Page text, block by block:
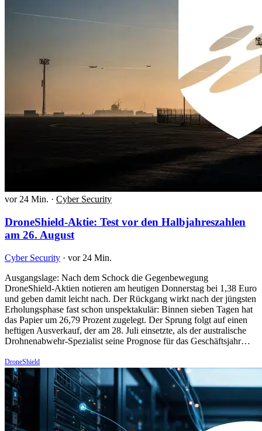
vor 24 Min. · Cyber Security
DroneShield-Aktie: Test vor den Halbjahreszahlen
am 26. August
Cyber Security · vor 24 Min.
Ausgangslage: Nach dem Schock die Gegenbewegung
DroneShield-Aktien notieren am heutigen Donnerstag bei 1,38 Euro
und geben damit leicht nach. Der Rückgang wirkt nach der jüngsten
Erholungsphase fast schon unspektakulär: Binnen sieben Tagen hat
das Papier um 26,79 Prozent zugelegt. Der Sprung folgt auf einen
heftigen Ausverkauf, der am 28. Juli einsetzte, als der australische
Drohnenabwehr-Spezialist seine Prognose für das Geschäftsjahr…
DroneShield